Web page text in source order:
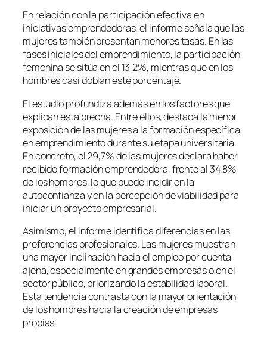
En relación con la participación efectiva en
iniciativas emprendedoras, el informe señala que las
mujeres también presentan menores tasas. En las
fases iniciales del emprendimiento, la participación
femenina se sitúa en el 13,2%, mientras que en los
hombres casi doblan este porcentaje.
El estudio profundiza además en los factores que
explican esta brecha. Entre ellos, destaca la menor
exposición de las mujeres a la formación específica
en emprendimiento durante su etapa universitaria.
En concreto, el 29,7% de las mujeres declara haber
recibido formación emprendedora, frente al 34,8%
de los hombres, lo que puede incidir en la
autoconfianza y en la percepción de viabilidad para
iniciar un proyecto empresarial.
Asimismo, el informe identifica diferencias en las
preferencias profesionales. Las mujeres muestran
una mayor inclinación hacia el empleo por cuenta
ajena, especialmente en grandes empresas o en el
sector público, priorizando la estabilidad laboral.
Esta tendencia contrasta con la mayor orientación
de los hombres hacia la creación de empresas
propias.